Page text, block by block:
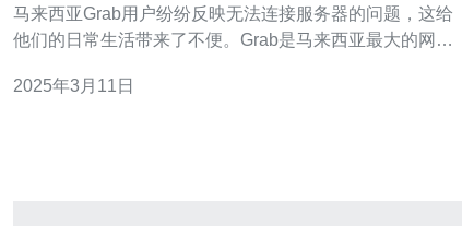
马来西亚Grab用户纷纷反映无法连接服务器的问题，这给
他们的日常生活带来了不便。Grab是马来西亚最大的网约
和配送需求。 用户报告称，无论是使用Grab的网约车服务
2025年3月11日